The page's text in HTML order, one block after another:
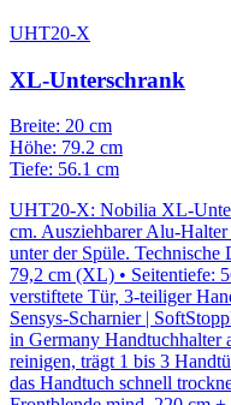
UHT20-X
XL-Unterschrank
Breite: 20 cm
Höhe: 79.2 cm
Tiefe: 56.1 cm
UHT20-X: Nobilia XL-
cm. Ausziehbarer Alu-
unter der Spüle. Technische
79,2 cm (XL) • Seitentiefe:
verstiftete Tür, 3-teiliger
Sensys-Scharnier |
in Germany Handtuchhalter
reinigen, trägt 1 bis 3
das Handtuch schnell